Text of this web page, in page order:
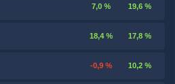
7,0 % 19,6 %
18,4 % 17,8 %
-0,9 % 10,2 %